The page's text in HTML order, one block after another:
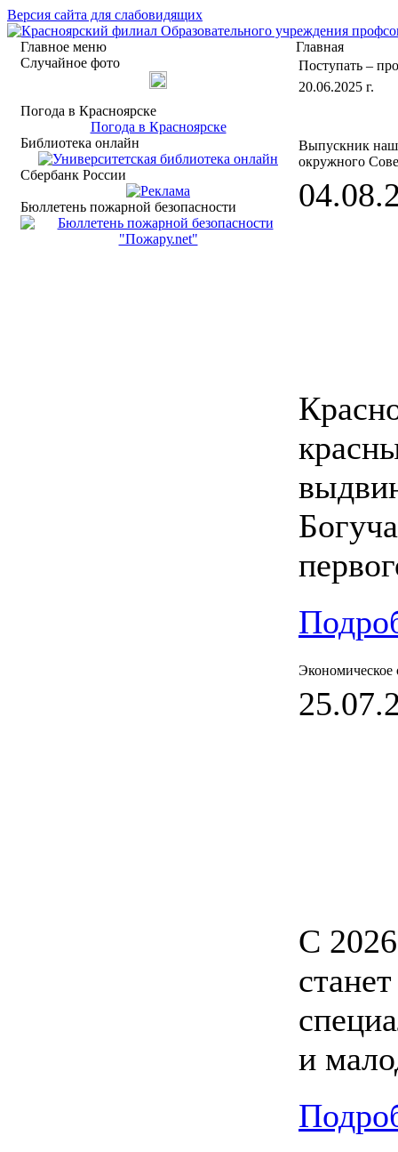
Версия сайта для слабовидящих
Главное меню
Случайное фото
Погода в Красноярске
Погода в Красноярске
Библиотека онлайн
Сбербанк России
Бюллетень пожарной безопасности
Главная
Поступать –
20.06.2025 г.
Выпускник
окружного
Экономическое
С
и